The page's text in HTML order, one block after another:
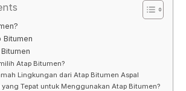
Bitumen
Atap Bitumen?
Lingkungan dari Atap Bitumen Aspal
yang Tepat untuk Menggunakan Atap Bitumen?